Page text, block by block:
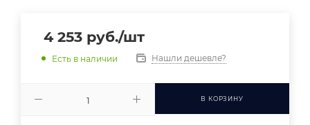
4 253 руб./шт
Есть в наличии Нашли дешевле?
В КОРЗИНУ